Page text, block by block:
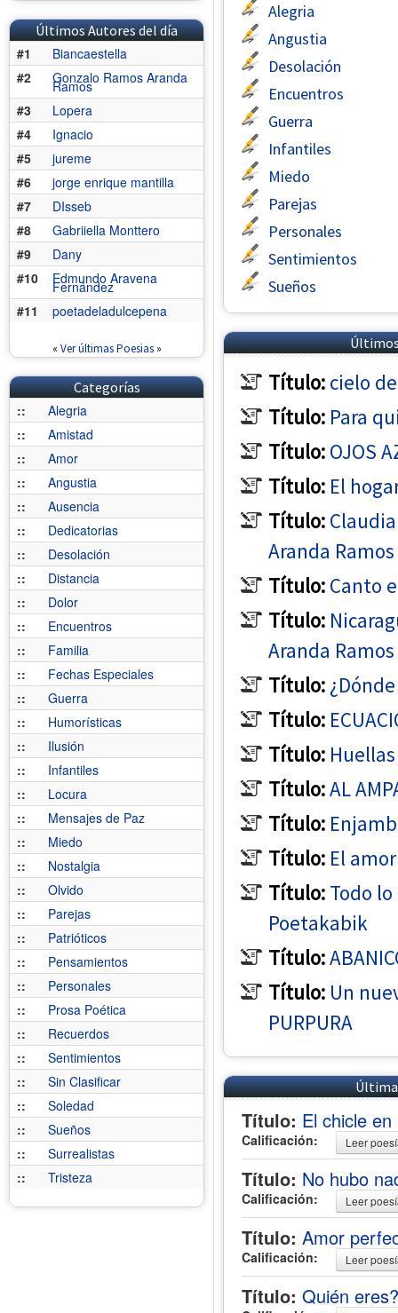
Últimos Autores del día
#1
Biancaestella
#2
Gonzalo Ramos Aranda
Ramos
#3
Lopera
#4
Ignacio
#5
jureme
#6
jorge enrique mantilla
#7
DIsseb
#8
Gabriiella Monttero
#9
Dany
#10
Edmundo Aravena
Fernández
#11
poetadeladulcepena
« Ver últimas Poesias»
Categorías
::
Alegria
::
Amistad
::
Amor
::
Angustia
::
Ausencia
::
Dedicatorias
::
Desolación
::
Distancia
::
Dolor
::
Encuentros
::
Familia
::
Fechas Especiales
::
Guerra
::
Humorísticas
::
Ilusión
::
Infantiles
::
Locura
::
Mensajes de Paz
::
Miedo
::
Nostalgia
::
Olvido
::
Parejas
::
Patrióticos
::
Pensamientos
::
Personales
::
Prosa Poética
::
Recuerdos
::
Sentimientos
::
Sin Clasificar
::
Soledad
::
Sueños
::
Surrealistas
::
Tristeza
Alegria
Angustia
Desolación
Encuentros
Guerra
Infantiles
Miedo
Parejas
Personales
Sentimientos
Sueños
Título: cielo
Título: Para
Título: OJOS
Título: El
Título:
Aranda Ramos
Título: Canto
Título:
Aranda Ramos
Título:
Título:
Título: Huellas
Título:AL
Título:
Título: El
Título: Todo
Poetakabik
Título:
Título: Un
PURPURA
Título: El chicle
Calificación: Leer
Título: No hubo
Calificación: Leer
Título: Amor
Calificación: Leer
Título: Quién eres?